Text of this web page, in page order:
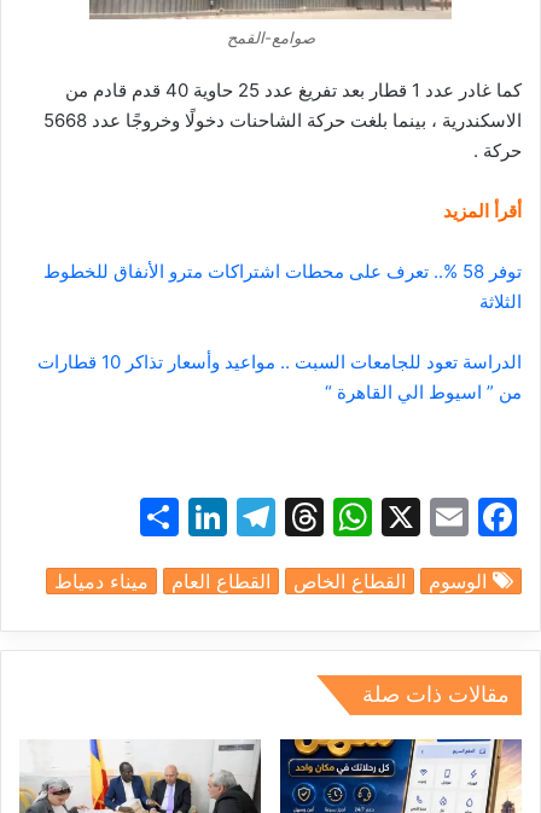
صوامع-القمح
كما غادر عدد 1 قطار بعد تفريغ عدد 25 حاوية 40 قدم قادم من
الاسكندرية ، بينما بلغت حركة الشاحنات دخولًا وخروجًا عدد 5668
حركة .
أقرأ المزيد
توفر 58 %.. تعرف على محطات اشتراكات مترو الأنفاق للخطوط
الثلاثة
الدراسة تعود للجامعات السبت .. مواعيد وأسعار تذاكر 10 قطارات
من ” اسيوط الي القاهرة “
F
a
c
e
b
o
o
k
E
m
ai
l
X
W
h
at
s
A
p
p
T
hr
e
a
T
el
e
gr
Li
n
k
e
h
ar
e
الوسوم القطاع الخاص القطاع العام ميناء دمياط
مقالات ذات صلة